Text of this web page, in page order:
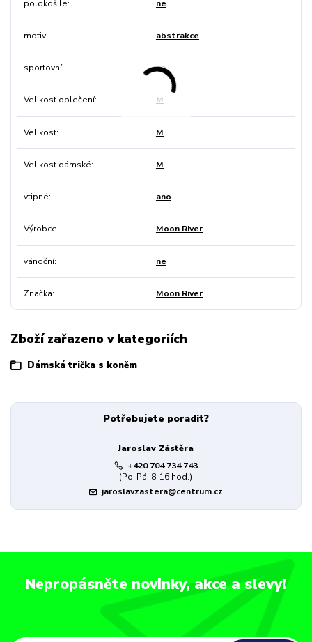
polokošile ne
motiv abstrakce
sportovní ne
Velikost oblečení M
Velikost M
Velikost dámské M
vtipné ano
Výrobce Moon River
vánoční ne
Značka Moon River
Zboží zařazeno v kategoriích
Dámská trička s koněm
Potřebujete poradit?
Jaroslav Zástěra
+420 704 734 743
(Po-Pá, 8-16 hod.)
jaroslavzastera@centrum.cz
Nepropásněte novinky, akce a slevy!